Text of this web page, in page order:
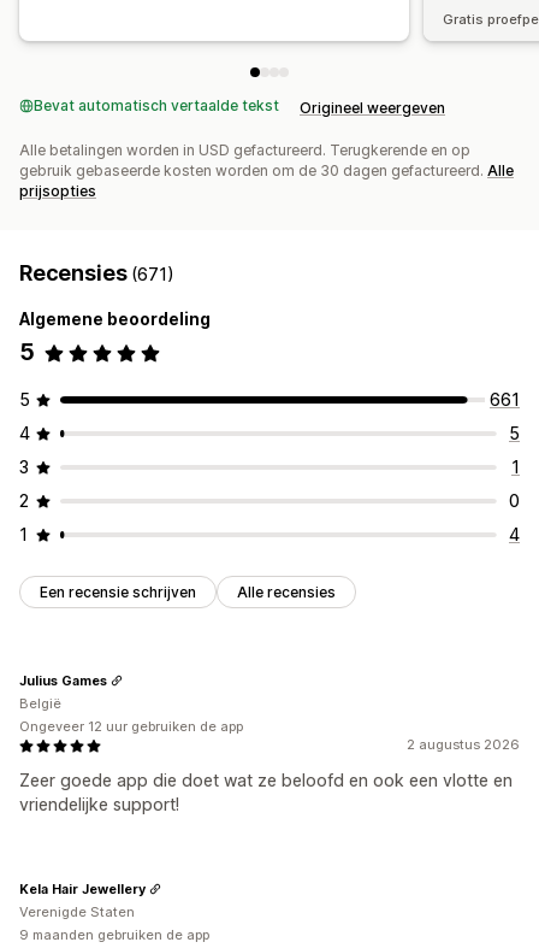
Gratis
Bevat automatisch vertaalde tekst Origineel weergeven
Alle betalingen worden in USD gefactureerd. Terugkerende en op
gebruik gebaseerde kosten worden om de 30 dagen gefactureerd. Alle
prijsopties
Recensies (671)
Algemene beoordeling
5
5
661
4
5
3
1
2
0
1
4
Een recensie schrijven Alle recensies
2 augustus 2026
Zeer goede app die doet wat ze beloofd en ook een vlotte en
vriendelijke support!
Julius Games
België
Ongeveer 12 uur gebruiken de app
Kela Hair Jewellery
Verenigde Staten
9 maanden gebruiken de app